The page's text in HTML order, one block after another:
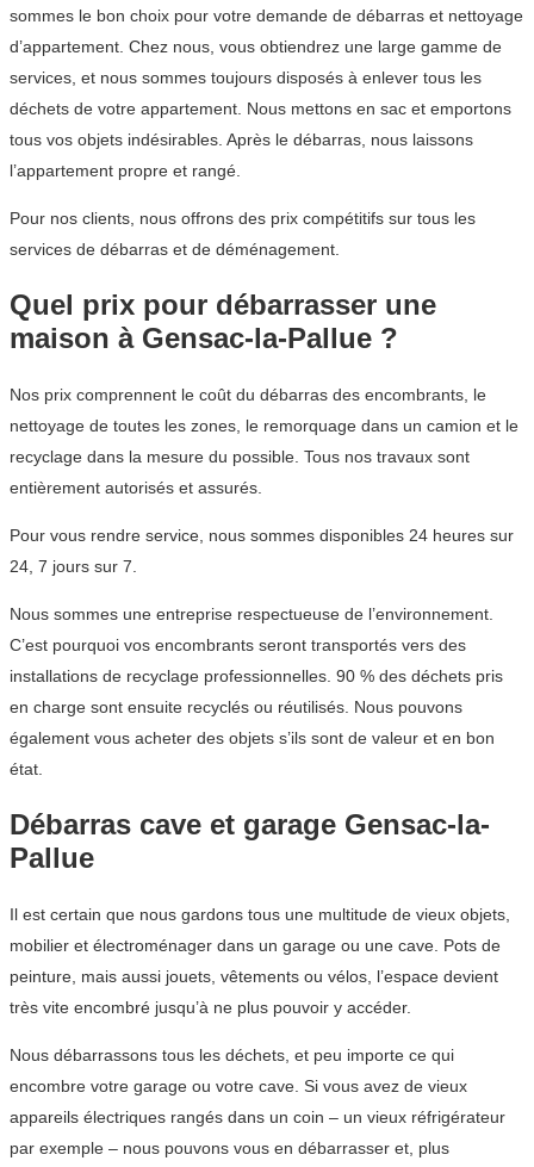
sommes le bon choix pour votre demande de débarras et nettoyage
d’appartement. Chez nous, vous obtiendrez une large gamme de
services, et nous sommes toujours disposés à enlever tous les
déchets de votre appartement. Nous mettons en sac et emportons
tous vos objets indésirables. Après le débarras, nous laissons
l’appartement propre et rangé.
Pour nos clients, nous offrons des prix compétitifs sur tous les
services de débarras et de déménagement.
Quel prix pour débarrasser une
maison à Gensac-la-Pallue ?
Nos prix comprennent le coût du débarras des encombrants, le
nettoyage de toutes les zones, le remorquage dans un camion et le
recyclage dans la mesure du possible. Tous nos travaux sont
entièrement autorisés et assurés.
Pour vous rendre service, nous sommes disponibles 24 heures sur
24, 7 jours sur 7.
Nous sommes une entreprise respectueuse de l’environnement.
C’est pourquoi vos encombrants seront transportés vers des
installations de recyclage professionnelles. 90 % des déchets pris
en charge sont ensuite recyclés ou réutilisés. Nous pouvons
également vous acheter des objets s’ils sont de valeur et en bon
état.
Débarras cave et garage Gensac-la-
Pallue
Il est certain que nous gardons tous une multitude de vieux objets,
mobilier et électroménager dans un garage ou une cave. Pots de
peinture, mais aussi jouets, vêtements ou vélos, l’espace devient
très vite encombré jusqu’à ne plus pouvoir y accéder.
Nous débarrassons tous les déchets, et peu importe ce qui
encombre votre garage ou votre cave. Si vous avez de vieux
appareils électriques rangés dans un coin – un vieux réfrigérateur
par exemple – nous pouvons vous en débarrasser et, plus